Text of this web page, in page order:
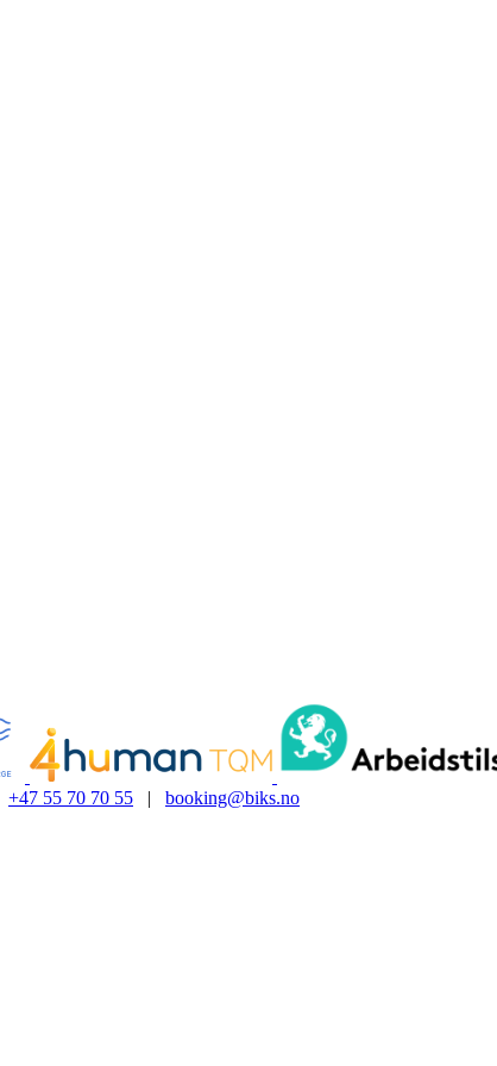
+47 55 70 70 55 | booking@biks.no